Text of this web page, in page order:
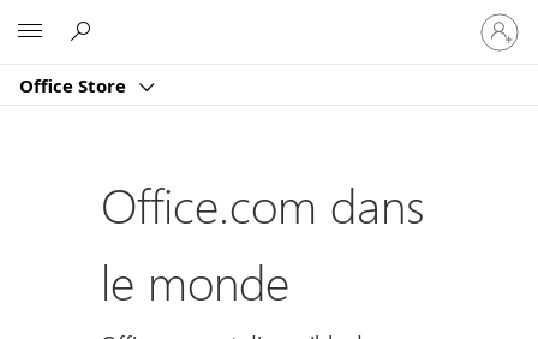
Office Store
vous
à
compte
Office.com dans
le monde